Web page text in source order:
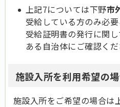
上記7については下野市
受給している方のみ必
受給証明書の発行に関
ある自治体にご確認くだ
施設入所を利用希望の
施設入所をご希望の場合は